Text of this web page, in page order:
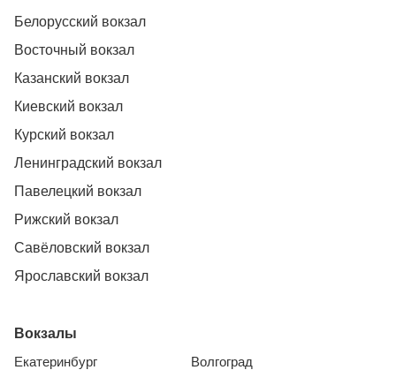
Белорусский вокзал
Восточный вокзал
Казанский вокзал
Киевский вокзал
Курский вокзал
Ленинградский вокзал
Павелецкий вокзал
Рижский вокзал
Савёловский вокзал
Ярославский вокзал
Вокзалы
Екатеринбург
Волгоград